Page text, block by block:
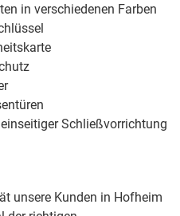
in verschiedenen Farben
Schließvorrichtung
unsere Kunden in Hofheim